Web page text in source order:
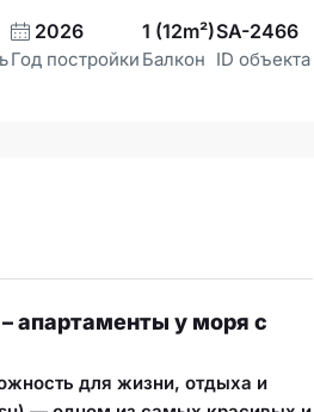
2026
Год постройки
1 (12m²)
Балкон
SA-2466
ID объекта
апартаменты у моря с
для жизни, отдыха и